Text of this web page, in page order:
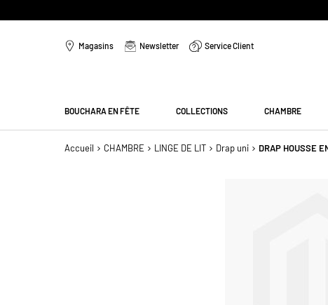
Magasins Newsletter Service Client
BOUCHARA EN FÊTE COLLECTIONS CHAMBRE
Accueil CHAMBRE LINGE DE LIT Drap uni DRAP HOUSSE